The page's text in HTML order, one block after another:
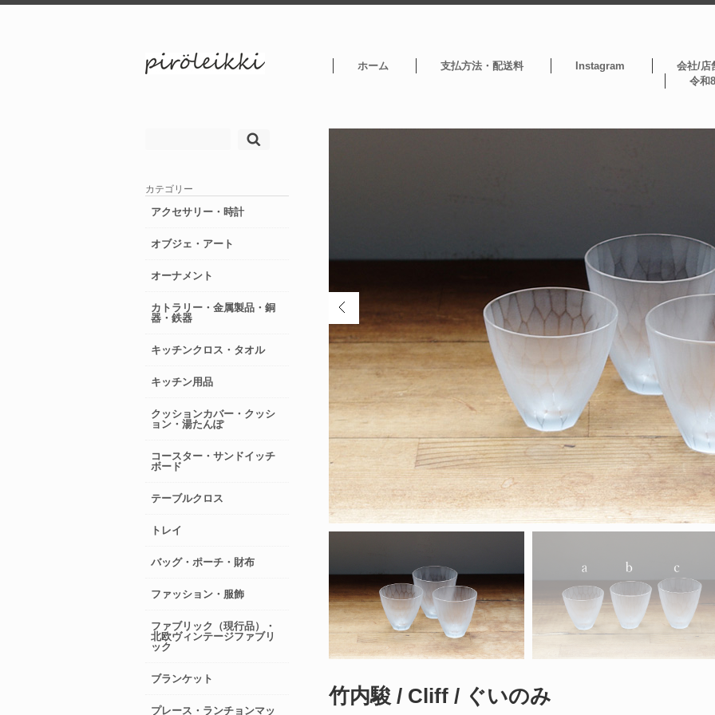
ホーム 支払方法・配送料 Instagram
会社/店
令和
竹内駿 / Cliff / ぐいのみ
カテゴリー
アクセサリー・時計
オブジェ・アート
オーナメント
カトラリー・金属製品・銅
器・鉄器
キッチンクロス・タオル
キッチン用品
クッションカバー・クッシ
ョン・湯たんぽ
コースター・サンドイッチ
ボード
テーブルクロス
トレイ
バッグ・ポーチ・財布
ファッション・服飾
ファブリック（現行品）・
北欧ヴィンテージファブリ
ック
ブランケット
プレース・ランチョンマッ